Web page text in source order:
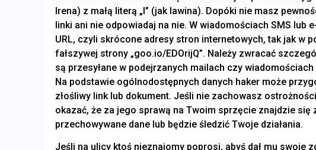
Irena) z małą literą „l” (jak lawina). Dopóki nie masz
linki ani nie odpowiadaj na nie. W wiadomościach SMS lub
URL, czyli skrócone adresy stron internetowych, tak jak w
fałszywej strony „goo.io/EDOrijQ”. Należy zwracać
są przesyłane w podejrzanych mailach czy wiadomościach
Na podstawie ogólnodostępnych danych haker może
złośliwy link lub dokument. Jeśli nie zachowasz
okazać, że za jego sprawą na Twoim sprzęcie znajdzie
przechowywane dane lub będzie śledzić Twoje działania.
Jeśli na ulicy ktoś nieznajomy poprosi, abyś dał mu swoje